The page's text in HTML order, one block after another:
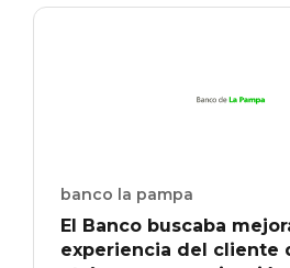
banco la pampa
El Banco buscaba
experiencia del cliente